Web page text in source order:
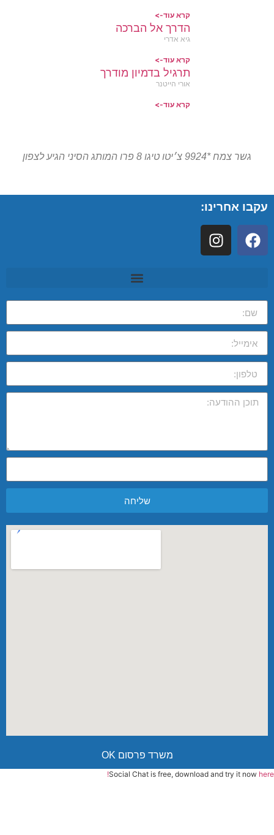
קרא עוד->
הדרך אל הברכה
גיא אדרי
קרא עוד->
תרגיל בדמיון מודרך
אורי הייטנר
קרא עוד->
גשר צמח *9924 צ׳יטו טיגו 8 פרו המותג הסיני הגיע לצפון
עקבו אחרינו:
שליחה
משרד פרסום OK
Social Chat is free, download and try it now here!